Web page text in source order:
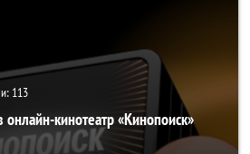
113
кинотеатр «Кинопоиск»